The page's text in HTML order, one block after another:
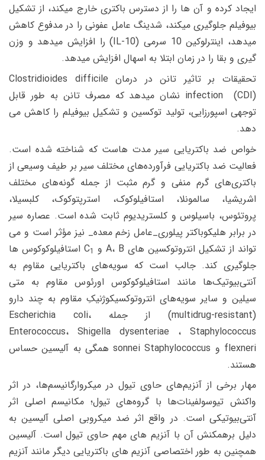
ایجاد کرده و آن ها را از دسترس باکتری خارج میکند، از تشکیل
بیوفیلم جلوگیری میکند، شدینگ عامل عفونی را در مدفوع کاهش
میدهد، اینترلوکین 10 سرمی (IL-10) را افزایش میدهد و وزن
گیری و بقا را در زمان ابتلا به اسهال افزایش میدهد.
تحقیقات بر تاثیر تانن در درمان Clostridioides difficile
infection (CDI) نشان میدهد که مصرف تانن به طور قابل
توجهی اسپورزایی، تولید توکسین و تشکیل بیوفیلم را کاهش می
دهد.
خواص ضد باکتریایی سیر مدت هاست که شناخته شده است.
فعالیت ضد باکتریایی فرآورده‌های مختلف سیر بر طیف وسیعی از
باکتری‌های گرم منفی و گرم مثبت از جمله گونه‌های مختلف
اشریشیا، سالمونلا، استافیلوکوک، استرپتوکوک، کلبسیلا،
پروتئوس، باسیلوس و کلستریدیوم ثابت شده است. عصاره سیر
در برابر هلیکوباکتر پیلوری_عامل زخم معده_ نیز مؤثر است و می
تواند از تشکیل انتروتوکسین های A، B و C
1
استافیلوکوکوس ها
جلوگیری کند. جالب است که سویه‌های باکتریایی مقاوم به
آنتی‌بیوتیک‌ها مانند استافیلوکوکوس اورئوس مقاوم به متی
سیلین و سایر سویه‌های انتروتوکسیکوژنیکِ مقاوم به چند دارو
(multidrug-resistant) از جمله Escherichia coli،
Enterococcus، Shigella dysenteriae ، Staphylococcus
flexneri و sonnei Staphylococcus همگی به آلیسین حساس
هستند.
مهار برخی از آنزیم‌های حاوی تیول در میکروارگانیسم‌ها، در اثر
واکنش تیوسولفینات‌ها با گروه‌های تیول؛ مکانیسم اصلی اثر
آنتی‌بیوتیکی است. در واقع اثر ضد میکروبی اصلی آلیسین به
دلیل برهمکنش آن با آنزیم های مهم حاوی تیول است. آلیسین
همچنین به طور اختصاصی آنزیم های باکتریایی دیگر مانند آنزیم